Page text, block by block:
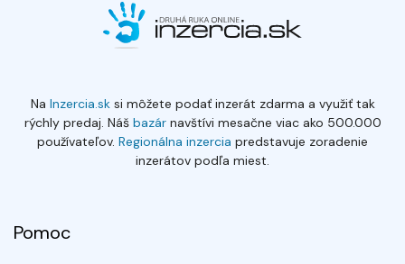
Na Inzercia.sksi môžete podať inzerát zdarma a využiť tak
rýchly predaj. Náš bazárnavštívi mesačne viac ako 500.000
používateľov. Regionálna inzercia predstavuje zoradenie
inzerátov podľa miest.
Pomoc